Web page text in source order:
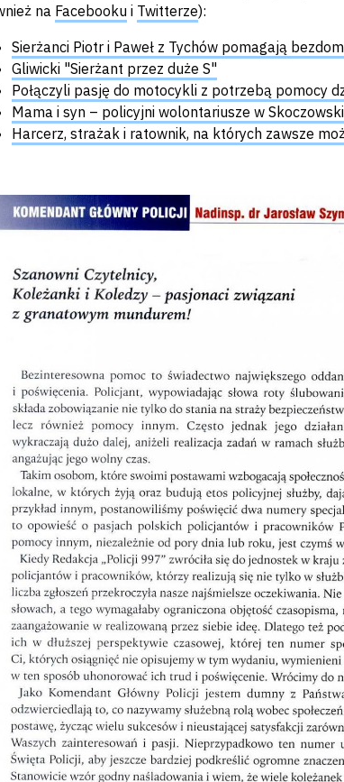
na Facebooku i Twitterze):
Sierżanci Piotr i Paweł z Tychów pomagają
Gliwicki "Sierżant przez duże S"
Połączyli pasję do motocykli z potrzebą pomocy
Mama i syn – policyjni wolontariusze w
Harcerz, strażak i ratownik, na których zawsze